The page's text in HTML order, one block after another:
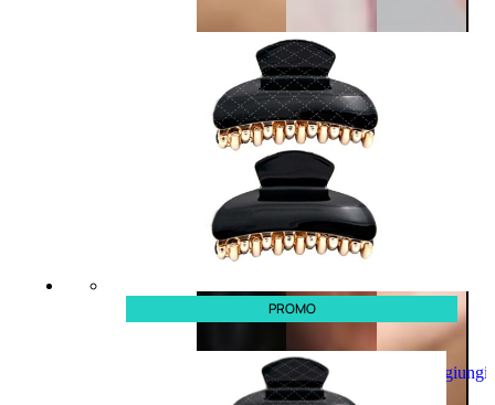
Aggiungi
PROMO